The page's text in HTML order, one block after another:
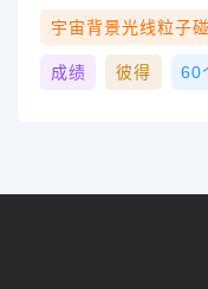
宇宙背景光线粒子
成绩 彼得 60